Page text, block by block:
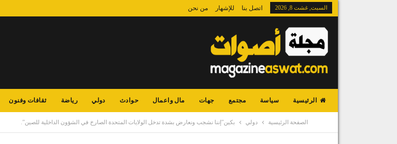
السبت, غشت 8, 2026 اتصل بنا للإشهار من نحن
الرئيسية سياسة مجتمع جهات مال واعمال حوادث دولي رياضة ثقافات وفنون
الصفحة الرئيسية دولي بكين”إننا نشجب ونعارض بشدة تدخل الولايات المتحدة الصارخ في الشؤون الداخلية للصين”.